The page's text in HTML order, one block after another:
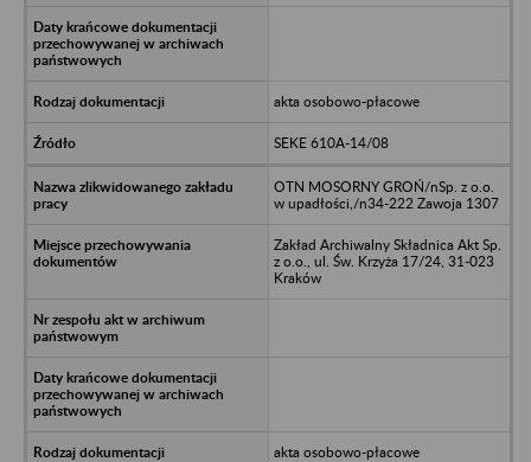
akta osobowo-płacowe
SEKE 610A-14/08
OTN MOSORNY GROŃ/nSp. z o.o.
w upadłości,/n34-222 Zawoja 1307
Zakład Archiwalny Składnica Akt Sp.
z o.o., ul. Św. Krzyża 17/24, 31-023
Kraków
akta osobowo-płacowe